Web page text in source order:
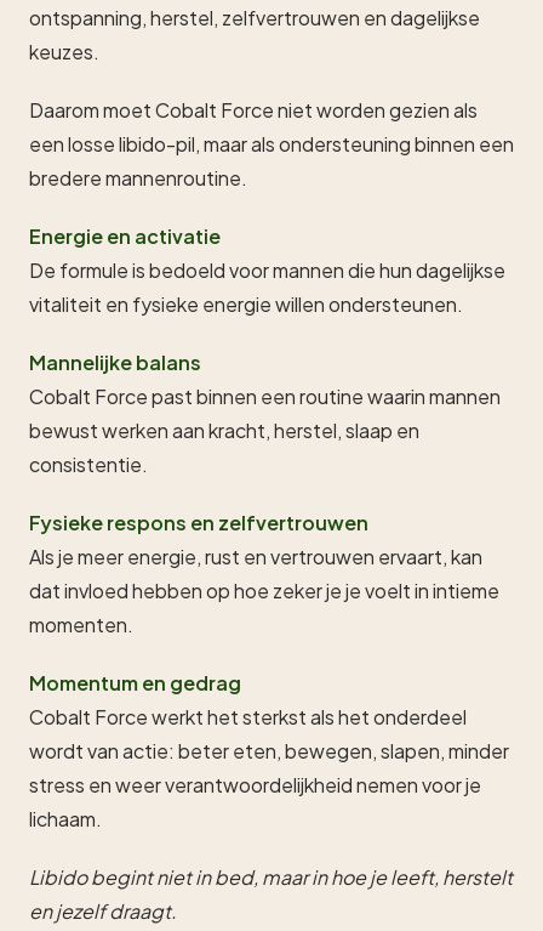
ontspanning, herstel, zelfvertrouwen en dagelijkse
keuzes.
Daarom moet Cobalt Force niet worden gezien als
een losse libido-pil, maar als ondersteuning binnen een
bredere mannenroutine.
Energie en activatie
De formule is bedoeld voor mannen die hun dagelijkse
vitaliteit en fysieke energie willen ondersteunen.
Mannelijke balans
Cobalt Force past binnen een routine waarin mannen
bewust werken aan kracht, herstel, slaap en
consistentie.
Fysieke respons en zelfvertrouwen
Als je meer energie, rust en vertrouwen ervaart, kan
dat invloed hebben op hoe zeker je je voelt in intieme
momenten.
Momentum en gedrag
Cobalt Force werkt het sterkst als het onderdeel
wordt van actie: beter eten, bewegen, slapen, minder
stress en weer verantwoordelijkheid nemen voor je
lichaam.
Libido begint niet in bed, maar in hoe je leeft, herstelt
en jezelf draagt.